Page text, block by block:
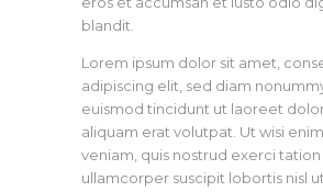
blandit.
Lorem ipsum dolor sit amet,
adipiscing elit, sed diam
euismod tincidunt ut laoreet
aliquam erat volutpat. Ut wisi
veniam, quis nostrud exerci tation
ullamcorper suscipit lobortis nisl